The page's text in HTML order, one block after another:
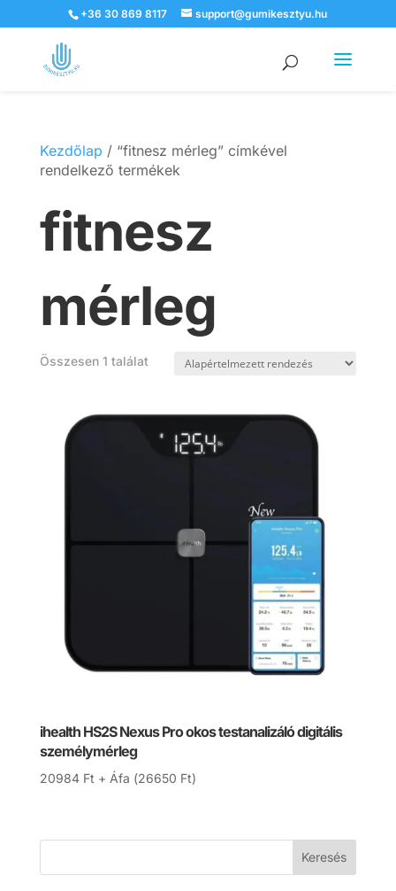
+36 30 869 8117 support@gumikesztyu.hu
Products
search
Kezdőlap / “fitnesz mérleg” címkével
rendelkező termékek
fitnesz
mérleg
Összesen 1 találat
ihealth HS2S Nexus Pro okos testanalizáló digitális
személymérleg
20984 Ft + Áfa (26650 Ft)
Keresés